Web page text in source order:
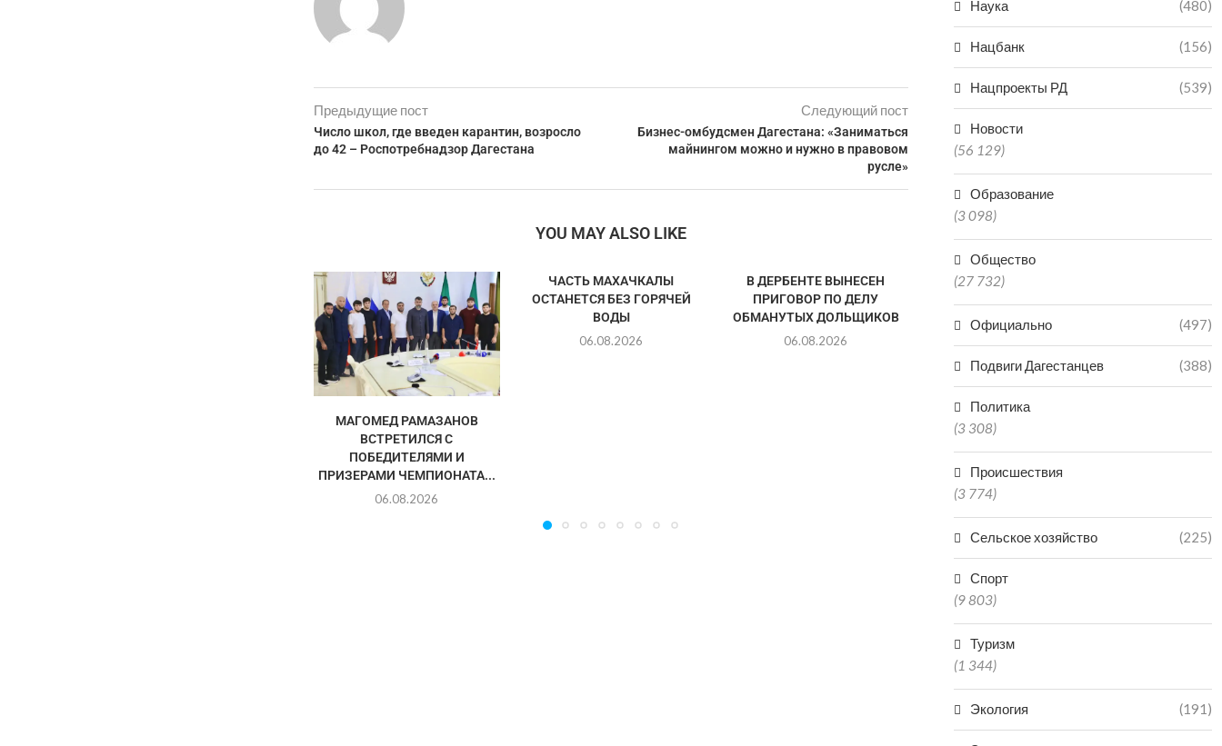
Предыдущие пост
Число школ, где введен карантин, возросло
до 42 – Роспотребнадзор Дагестана
Следующий пост
Бизнес-омбудсмен Дагестана: «Заниматься
майнингом можно и нужно в правовом
русле»
YOU MAY ALSO LIKE
МАГОМЕД РАМАЗАНОВ
ВСТРЕТИЛСЯ С
ПОБЕДИТЕЛЯМИ И
ПРИЗЕРАМИ ЧЕМПИОНАТА...
06.08.2026
ЧАСТЬ МАХАЧКАЛЫ
ОСТАНЕТСЯ БЕЗ ГОРЯЧЕЙ
ВОДЫ
06.08.2026
В ДЕРБЕНТЕ ВЫНЕСЕН
ПРИГОВОР ПО ДЕЛУ
ОБМАНУТЫХ ДОЛЬЩИКОВ
06.08.2026
VR-ТЕХНОЛОГИИ
ЗАРАБОТАЛИ В КРЕПОСТИ
НАРЫН-КАЛА В ДАГЕСТАНЕ
06.08.2026
Наука (480)
Нацбанк (156)
Нацпроекты РД (539)
Новости
(56 129)
Образование
(3 098)
Общество
(27 732)
Официально (497)
Подвиги Дагестанцев (388)
Политика
(3 308)
Происшествия
(3 774)
Сельское хозяйство (225)
Спорт
(9 803)
Туризм
(1 344)
Экология (191)